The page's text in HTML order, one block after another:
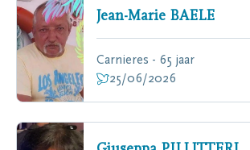
Jean-Marie BAELE
Carnieres - 65 jaar
25/06/2026